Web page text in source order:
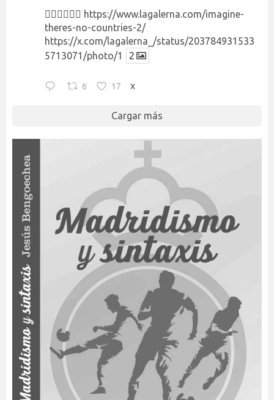
👉🏻👉🏻👉🏻 https://www.lagalerna.com/imagine-
theres-no-countries-2/
https://x.com/lagalerna_/status/203784931533
5713071/photo/1
2
6 17 X
Cargar más